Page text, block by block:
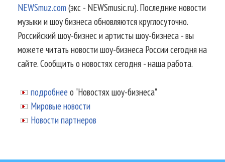
NEWSmuz.com(экс - NEWSmusic.ru). Последние новости
музыки и шоу бизнеса обновляются круглосуточно.
Российский шоу-бизнес и артисты шоу-бизнеса - вы
можете читать новости шоу-бизнеса России сегодня на
сайте. Сообщить о новостях сегодня - наша работа.
подробнее о "Новостях шоу-бизнеса"
Мировые новости
Новости партнеров